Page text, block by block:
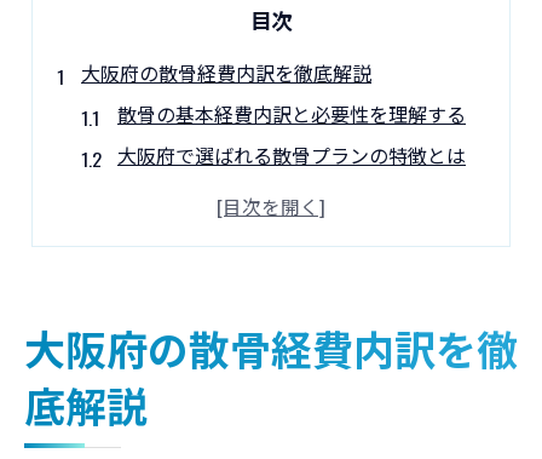
目次
大阪府の散骨経費内訳を徹底解説
散骨の基本経費内訳と必要性を理解する
大阪府で選ばれる散骨プランの特徴とは
大阪の散骨業者費用と内訳を徹底比較
散骨費用を抑えるプラン選びのコツ
家族構成で変わる最適な散骨方法とは
貸切と合同プランの経費内訳を比較する
大阪府の散骨経費内訳を徹
底解説